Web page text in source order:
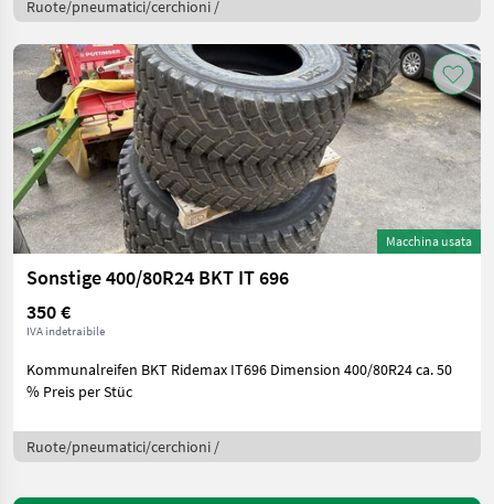
Ruote/pneumatici/cerchioni /
Macchina usata
Sonstige 400/80R24 BKT IT 696
350 €
IVA indetraibile
Kommunalreifen BKT Ridemax IT696 Dimension 400/80R24 ca. 50
% Preis per Stüc
Ruote/pneumatici/cerchioni /